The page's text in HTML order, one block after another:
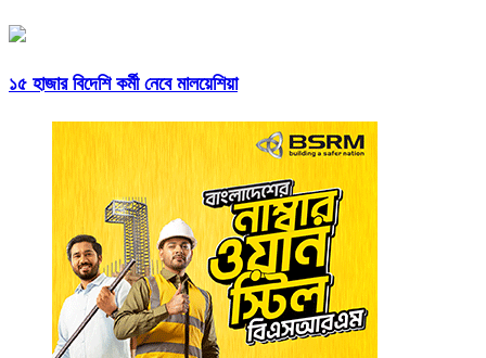
১৫ হাজার বিদেশি কর্মী নেবে মালয়েশিয়া